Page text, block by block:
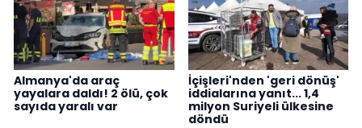
Almanya'da araç
yayalara daldı! 2 ölü, çok
sayıda yaralı var
İçişleri'nden 'geri dönüş'
iddialarına yanıt... 1,4
milyon Suriyeli ülkesine
döndü